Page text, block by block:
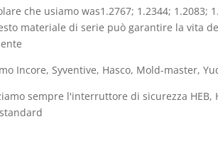
che usiamo was1.2767; 1.2344; 1.2083;
materiale di serie può garantire la vita
Incore, Syventive, Hasco, Mold-master,
sempre l'interruttore di sicurezza HEB,